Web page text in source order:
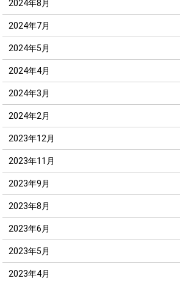
2024年8月
2024年7月
2024年5月
2024年4月
2024年3月
2024年2月
2023年12月
2023年11月
2023年9月
2023年8月
2023年6月
2023年5月
2023年4月